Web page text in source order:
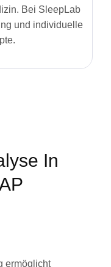
Bei SleepLab
und individuelle
In
ermöglicht